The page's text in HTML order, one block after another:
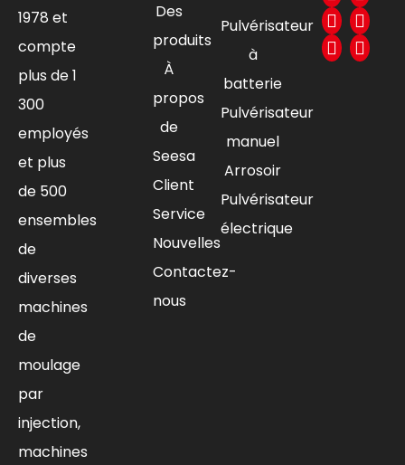
1978 et
compte
plus de 1
300
employés
et plus
de 500
ensembles
de
diverses
machines
de
moulage
par
injection,
machines
Des
produits
À
propos
de
Seesa
Client
Service
Nouvelles
Contactez-
nous
Pulvérisateur
à
batterie
Pulvérisateur
manuel
Arrosoir
Pulvérisateur
électrique